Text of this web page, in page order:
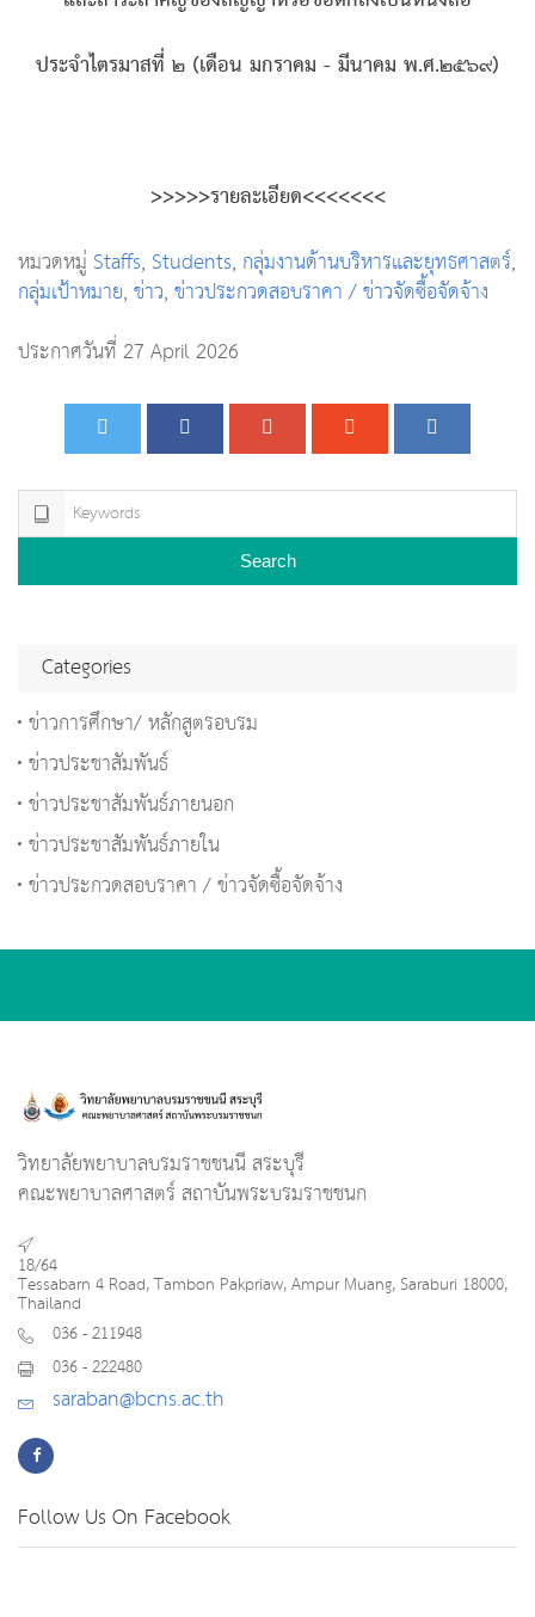
ประจำไตรมาสที่ ๒ (เดือน มกราคม - มีนาคม พ.ศ.๒๕๖๙)
>>>>>รายละเอียด<<<<<<<
หมวดหมู่Staffs,Students, กลุ่มงานด้านบริหารและยุทธศาสตร์,
กลุ่มเป้าหมาย,ข่าว,ข่าวประกวดสอบราคา / ข่าวจัดซื้อจัดจ้าง
ประกาศวันที่ 27 April 2026
Search
Categories
ข่าวการศึกษา/ หลักสูตรอบรม
ข่าวประชาสัมพันธ์
ข่าวประชาสัมพันธ์ภายนอก
ข่าวประชาสัมพันธ์ภายใน
ข่าวประกวดสอบราคา / ข่าวจัดซื้อจัดจ้าง
วิทยาลัยพยาบาลบรมราชชนนี สระบุรี
คณะพยาบาลศาสตร์ สถาบันพระบรมราชชนก
18/64
Tessabarn 4 Road, Tambon Pakpriaw, Ampur Muang, Saraburi 18000,
Thailand
036 - 211948
036 - 222480
saraban@bcns.ac.th
Follow Us On Facebook